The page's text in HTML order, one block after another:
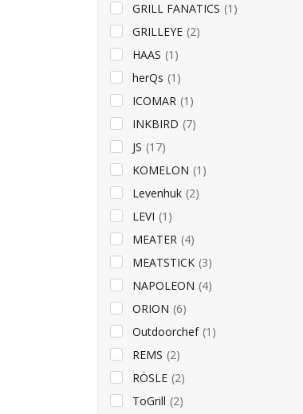
GRILL FANATICS (1)
GRILLEYE (2)
HAAS (1)
herQs (1)
ICOMAR (1)
INKBIRD (7)
JS (17)
KOMELON (1)
Levenhuk (2)
LEVI (1)
MEATER (4)
MEATSTICK (3)
NAPOLEON (4)
ORION (6)
Outdoorchef (1)
REMS (2)
RÖSLE (2)
ToGrill (2)